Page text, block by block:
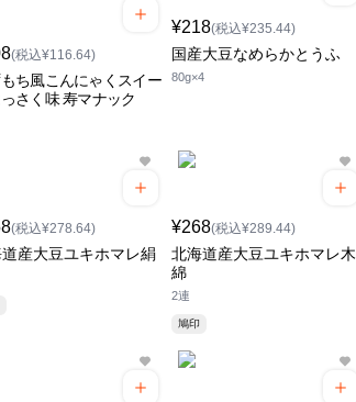
(税込¥116.64)
もち風こんにゃくスイー
さく味 寿マナック
¥218(税込¥235.44)
国産大豆なめらかとうふ
80g×4
(税込¥278.64)
産大豆ユキホマレ絹
¥268(税込¥289.44)
北海道産大豆ユキホマレ木
綿
2連
鳩印